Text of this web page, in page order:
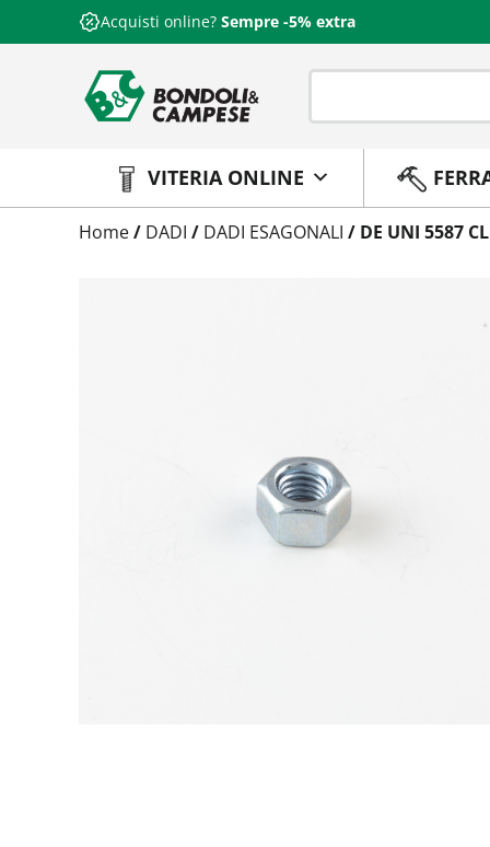
Acquisti online? Sempre -5% extra
VITERIA ONLINE
TrattamentoHome/ DADI / DADI ESAGONALI / DE UNI 5587